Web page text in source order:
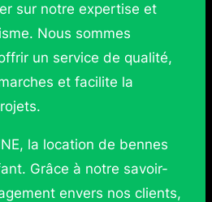
sur notre expertise et
Nous sommes
un service de qualité,
et facilite la
la location de bennes
Grâce à notre savoir-
envers nos clients,